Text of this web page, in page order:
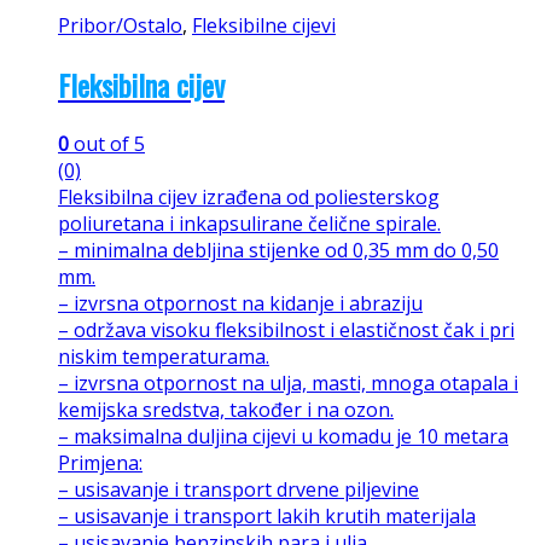
Pribor/Ostalo, Fleksibilne cijevi
Fleksibilna cijev
0out of 5
(0)
Fleksibilna cijev izrađena od poliesterskog
poliuretana i inkapsulirane čelične spirale.
– minimalna debljina stijenke od 0,35 mm do 0,50
mm.
– izvrsna otpornost na kidanje i abraziju
– održava visoku fleksibilnost i elastičnost čak i pri
niskim temperaturama.
– izvrsna otpornost na ulja, masti, mnoga otapala i
kemijska sredstva, također i na ozon.
– maksimalna duljina cijevi u komadu je 10 metara
Primjena:
– usisavanje i transport drvene piljevine
– usisavanje i transport lakih krutih materijala